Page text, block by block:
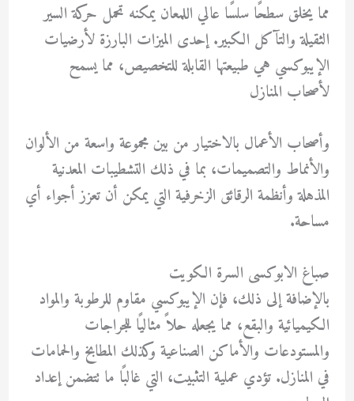
مما يخلق سطحًا سلسًا عالي اللمعان يمكنه تحمل حركة السير
الثقيلة والتآكل الكبير. إحدى الميزات البارزة لأرضيات
الإيبوكسي هي طبيعتها القابلة للتخصيص، مما يسمح
لأصحاب المنازل
وأصحاب الأعمال بالاختيار من بين مجموعة واسعة من الألوان
والأنماط والتصميمات، بما في ذلك التشطيبات المعدنية
المذهلة وأنظمة الرقائق الزخرفية التي يمكن أن تعزز أجواء أي
مساحة.
صباغ الابوكسى السرة الكويت
بالإضافة إلى ذلك، فإن الإيبوكسي مقاوم للرطوبة والمواد
الكيميائية والبقع، مما يجعله حلاً مثاليًا للجراجات
والمستودعات والأماكن الصناعية وكذلك المطابخ والحمامات
في المنازل. تؤدي عملية التثبيت، التي غالبًا ما تتضمن إعداد